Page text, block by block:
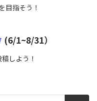
目指そう！
(6/1~8/31）
しよう！